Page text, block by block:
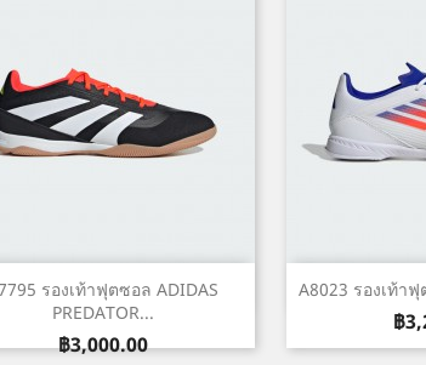
รองเท้าฟุตซอล ADIDAS
PREDATOR...
ราคา
฿3,000.00
เปิดหน้าต่างย่อ A8023 รองเท้า
รา
฿
เปิ